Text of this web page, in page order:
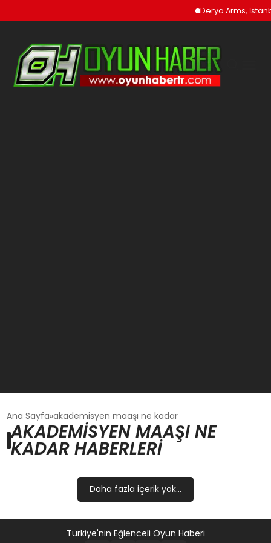
Derya Arms,
GÜNCEL
OYUN HABERLERI
EĞITIM
Ana Sayfa akademisyen maaşı ne kadar
AKADEMISYEN MAAŞI NE
KADAR HABERLERI
Daha fazla içerik yok...
Türkiye'nin Eğlenceli Oyun Haberi